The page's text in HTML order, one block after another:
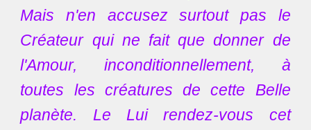
Mais n'en accusez surtout pas le
Créateur qui ne fait que donner de
l'Amour, inconditionnellement, à
toutes les créatures de cette Belle
planète. Le Lui rendez-vous cet